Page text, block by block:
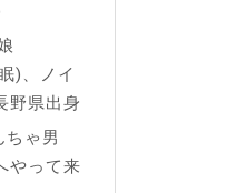
)、ノイ
野県出身
ゃ男
やって来